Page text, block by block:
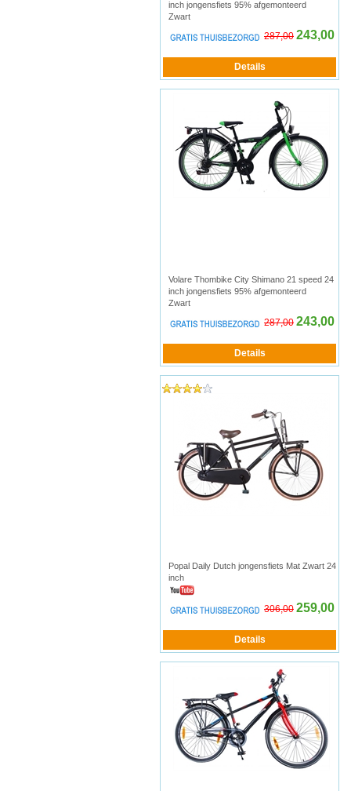
inch jongensfiets 95% afgemonteerd
Zwart
287,00 243,00
Volare Thombike City Shimano 21 speed 24
inch jongensfiets 95% afgemonteerd
Zwart
287,00 243,00
Popal Daily Dutch jongensfiets Mat Zwart 24
inch
306,00 259,00